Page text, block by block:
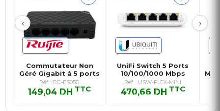
‹ ›
Commutateur Non
Géré Gigabit à 5 ports
10/10…
Réf. : RG-ES05G
149,04 DH TTC
149,04 DH TTC
UniFi Switch 5 Ports
10/100/1000 Mbps
Géré G…
Réf. : USW-FLEX-MINI
470,66 DH TTC
470,66 DH TTC